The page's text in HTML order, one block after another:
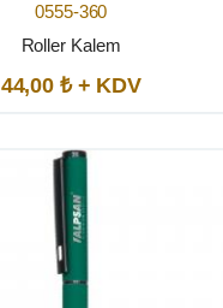
0555-360
Roller Kalem
44,00 ₺ + KDV